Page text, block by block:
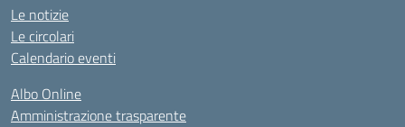
Le notizie
Le circolari
Calendario eventi
Albo Online
Amministrazione trasparente